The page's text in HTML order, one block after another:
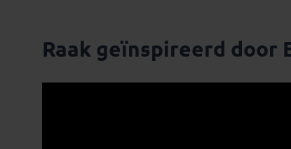
Raak geïnspireerd door